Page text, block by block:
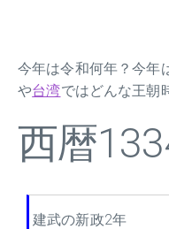
今年は令和何年？今年
や台湾ではどんな王朝
西暦
建武の新政2年